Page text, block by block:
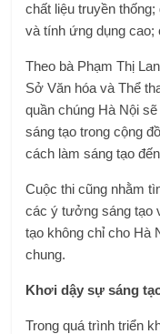
chất liệu truyền
và tính ứng dụng
Theo bà Phạm Thị
Sở Văn hóa và Thể
quần chúng Hà Nội
sáng tạo trong cộng
cách làm sáng tạo
Cuộc thi cũng nhằm
các ý tưởng sáng tạo
tạo không chỉ cho Hà
chung.
Khơi dậy sự sáng
Trong quá trình triển